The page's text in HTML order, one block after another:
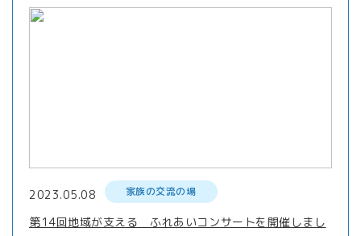
2023.05.08 家族の交流の場
第14回地域が支える ふれあいコンサートを開催しまし